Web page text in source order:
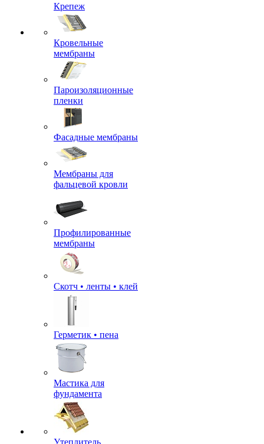
Крепеж
Кровельные
мембраны
Пароизоляционные
пленки
Фасадные мембраны
Мембраны для
фальцевой кровли
Профилированные
мембраны
Скотч • ленты • клей
Герметик • пена
Мастика для
фундамента
Утеплитель